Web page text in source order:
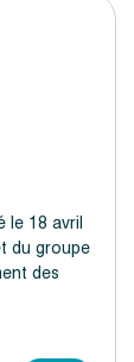
le 18 avril
du groupe
des